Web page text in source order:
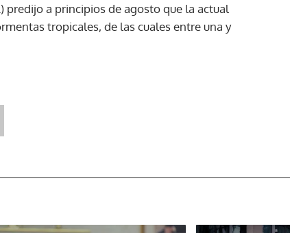
boletín.
predijo a principios de agosto que la actual
tropicales, de las cuales entre una y